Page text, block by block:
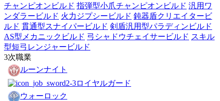
チャンピオンビルド 指弾型小爪チャンピオンビルド 汎用ワ
ンダラービルド 火力ジプシービルド 鈍器盾クリエイタービ
ルド 貫通型スナイパービルド 剣盾汎用型パラディンビルド
AS型メカニックビルド 弓シャドウチェイサービルド スキル
型短弓レンジャービルド
3次職業
ルーンナイト
ロイヤルガード
ウォーロック